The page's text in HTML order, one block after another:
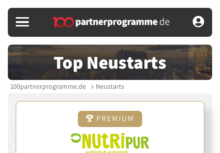
Top Neustarts
100partnerprogramme.de Neustarts
PREMIUM